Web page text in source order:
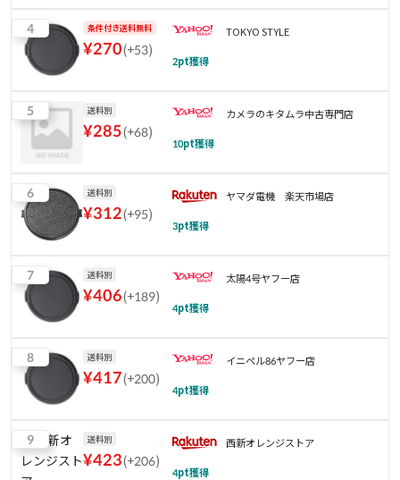
4 条件付き送料無料
¥270(+53)
TOKYO STYLE
2pt獲得
5 送料別
¥285(+68)
カメラのキタムラ中古専門店
10pt獲得
6 送料別
¥312(+95)
ヤマダ電機 楽天市場店
3pt獲得
7 送料別
¥406(+189)
太陽4号ヤフー店
4pt獲得
8 送料別
¥417(+200)
イニペル86ヤフー店
4pt獲得
9 送料別
¥423(+206)
西新オレンジストア
4pt獲得